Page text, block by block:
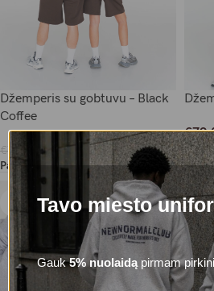
Džemperis su gobtuvu – Black
Coffee
€79,00 € 69,00
Pasirinkti Savybes
€
-10%
Tavo miesto
Gauk5% nuolaidąpirmam